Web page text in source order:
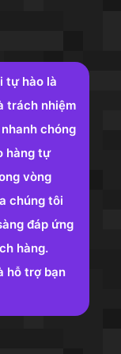
tự hào là
trách nhiệm
chóng
hàng tự
vòng
chúng tôi
đáp ứng
hàng.
hỗ trợ bạn